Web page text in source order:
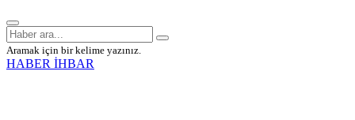
Aramak için bir kelime yazınız.
HABER İHBAR